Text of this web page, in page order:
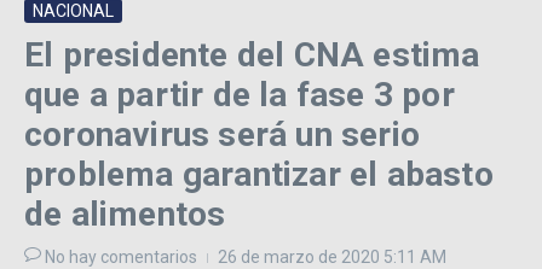
NACIONAL
El presidente del CNA estima
que a partir de la fase 3 por
coronavirus será un serio
problema garantizar el abasto
de alimentos
No hay comentarios 26 de marzo de 2020 5:11 AM